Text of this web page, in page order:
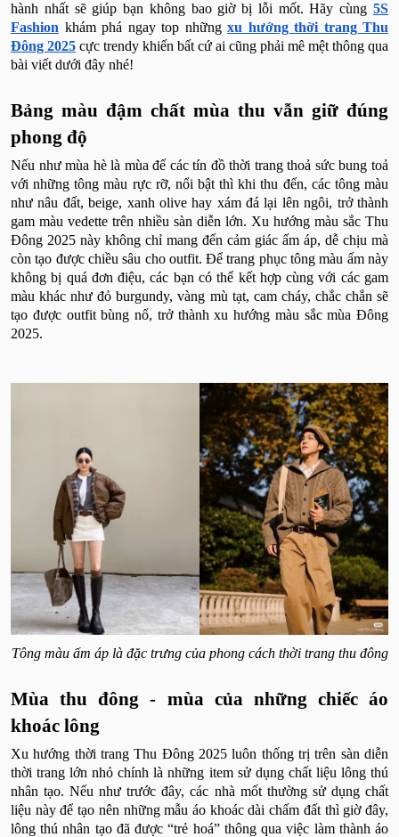
hành nhất sẽ giúp bạn không bao giờ bị lỗi mốt. Hãy cùng 5S
Fashion khám phá ngay top những xu hướng thời trang Thu
Đông 2025 cực trendy khiến bất cứ ai cũng phải mê mệt thông qua
bài viết dưới đây nhé!
Bảng màu đậm chất mùa thu vẫn giữ đúng
phong độ
Nếu như mùa hè là mùa để các tín đồ thời trang thoả sức bung toả
với những tông màu rực rỡ, nổi bật thì khi thu đến, các tông màu
như nâu đất, beige, xanh olive hay xám đá lại lên ngôi, trở thành
gam màu vedette trên nhiều sàn diễn lớn. Xu hướng màu sắc Thu
Đông 2025 này không chỉ mang đến cảm giác ấm áp, dễ chịu mà
còn tạo được chiều sâu cho outfit. Để trang phục tông màu ấm này
không bị quá đơn điệu, các bạn có thể kết hợp cùng với các gam
màu khác như đỏ burgundy, vàng mù tạt, cam cháy, chắc chắn sẽ
tạo được outfit bùng nổ, trở thành xu hướng màu sắc mùa Đông
2025.
Tông màu ấm áp là đặc trưng của phong cách thời trang thu đông
Mùa thu đông - mùa của những chiếc áo
khoác lông
Xu hướng thời trang Thu Đông 2025 luôn thống trị trên sàn diễn
thời trang lớn nhỏ chính là những item sử dụng chất liệu lông thú
nhân tạo. Nếu như trước đây, các nhà mốt thường sử dụng chất
liệu này để tạo nên những mẫu áo khoác dài chấm đất thì giờ đây,
lông thú nhân tạo đã được “trẻ hoá” thông qua việc làm thành áo